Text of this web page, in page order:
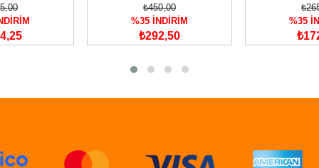
₺450,00
%35 İNDİRİM
₺292,50
%35